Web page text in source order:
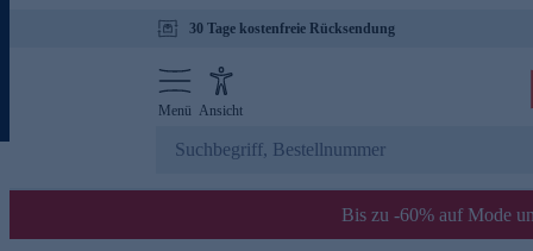
30 Tage kostenfreie Rücksendung
Menü Ansicht
Bis zu -60% auf Mode